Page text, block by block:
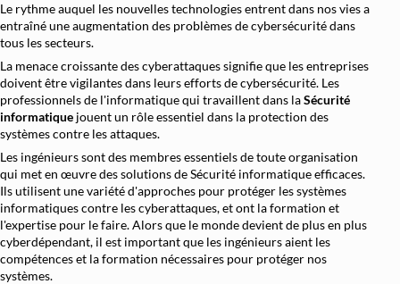
Architecture et Sécurité Cloud
Conteneurisation Docker et Kubernetes
Intégration Continue et Déploiement Continu
Automatisation Réseau avec Python
Software-Defined Networking (SDN) et SD-
Supervision et Observabilité Réseau
Le rythme auquel les nouvelles technologies entrent dans nos vies a
entraîné une augmentation des problèmes de cybersécurité dans
tous les secteurs.
La menace croissante des cyberattaques signifie que les entreprises
doivent être vigilantes dans leurs efforts de cybersécurité. Les
professionnels de l'informatique qui travaillent dans laSécurité
informatique jouent un rôle essentiel dans la protection des
systèmes contre les attaques.
Les ingénieurs sont des membres essentiels de toute organisation
qui met en œuvre des solutions de Sécurité informatique efficaces.
Ils utilisent une variété d'approches pour protéger les systèmes
informatiques contre les cyberattaques, et ont la formation et
l'expertise pour le faire. Alors que le monde devient de plus en plus
cyberdépendant, il est important que les ingénieurs aient les
compétences et la formation nécessaires pour protéger nos
systèmes.